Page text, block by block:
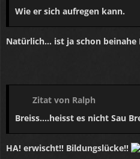
Wie er sich aufregen kann.
Natürlich... ist ja schon
Zitat von Ralph
Breiss....heisst es nicht Sau
HA! erwischt!! Bildungslücke!!